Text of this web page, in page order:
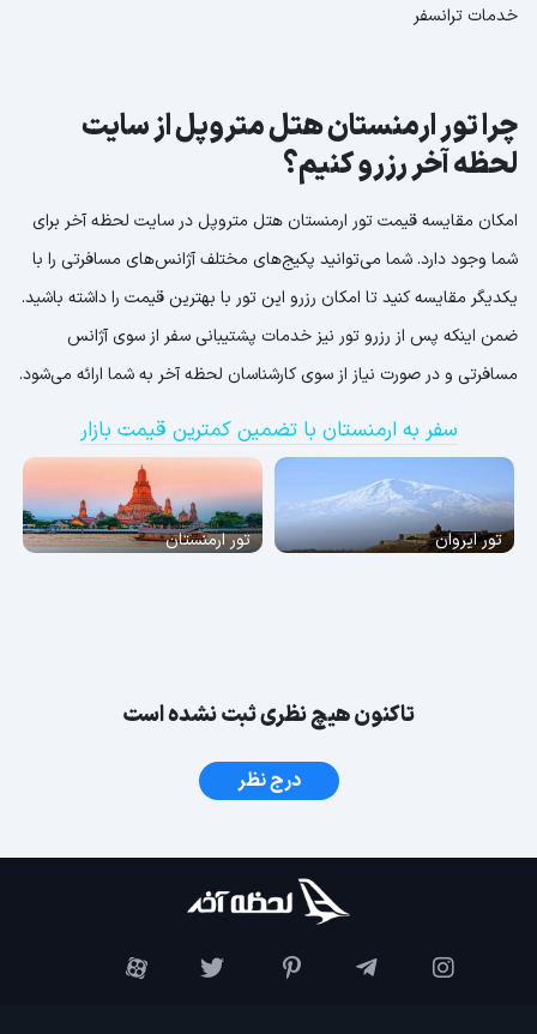
خدمات ترانسفر
چرا تور ارمنستان هتل متروپل از سایت
لحظه آخر رزرو کنیم؟
امکان مقایسه قیمت تور ارمنستان هتل متروپل در سایت لحظه آخر برای
شما وجود دارد. شما می‌توانید پکیج‌های مختلف آژانس‌های مسافرتی را با
یکدیگر مقایسه کنید تا امکان رزرو این تور با بهترین قیمت را داشته باشید.
ضمن اینکه پس از رزرو تور نیز خدمات پشتیبانی سفر از سوی آژانس
مسافرتی و در صورت نیاز از سوی کارشناسان لحظه آخر به شما ارائه می‌شود.
سفر به ارمنستان با تضمین کمترین قیمت بازار
تور ایروان تور ارمنستان
تاکنون هیچ نظری ثبت نشده است
درج نظر